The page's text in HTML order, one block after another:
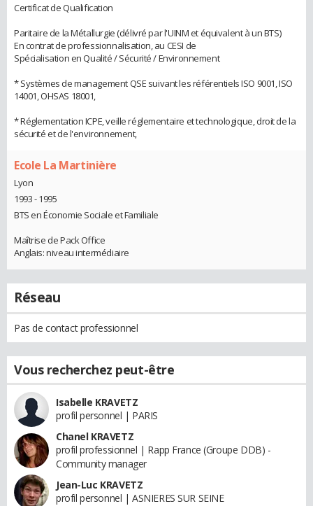
Certificat de Qualification
Paritaire de la Métallurgie (délivré par l'UINM et équivalent à un BTS)
En contrat de professionnalisation, au CESI de
Spécialisation en Qualité / Sécurité / Environnement
* Systèmes de management QSE suivant les référentiels ISO 9001, ISO
14001, OHSAS 18001,
* Réglementation ICPE, veille réglementaire et technologique, droit de la
sécurité et de l'environnement,
Ecole La Martinière
Lyon
1993 - 1995
BTS en Économie Sociale et Familiale
Maîtrise de Pack Office
Anglais: niveau intermédiaire
Réseau
Pas de contact professionnel
Vous recherchez peut-être
Isabelle KRAVETZ
profil personnel | PARIS
Chanel KRAVETZ
profil professionnel | Rapp France (Groupe DDB) -
Community manager
Jean-Luc KRAVETZ
profil personnel | ASNIERES SUR SEINE